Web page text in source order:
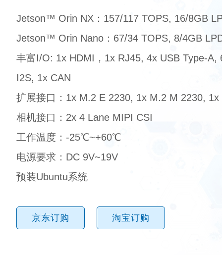
Jetson™ Orin NX：157/117 TOPS, 16/8GB
Jetson™ Orin Nano：67/34 TOPS, 8/4GB
丰富I/O: 1x HDMI，1x RJ45, 4x USB Type-
I2S, 1x CAN
扩展接口：1x M.2 E 2230, 1x M.2 M 2230,
相机接口：2x 4 Lane MIPI CSI
工作温度：-25℃~+60℃
电源要求：DC 9V~19V
预装Ubuntu系统
京东订购 淘宝订购